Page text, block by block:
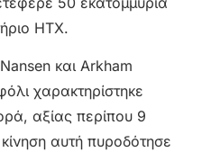
HTX.
και Arkham
χαρακτηρίστηκε
αξίας περίπου 9
αυτή πυροδότησε